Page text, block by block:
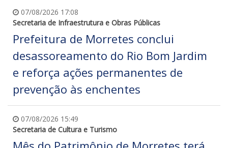
07/08/2026 17:08
Secretaria de Infraestrutura e Obras Públicas
Prefeitura de Morretes conclui
desassoreamento do Rio Bom Jardim
e reforça ações permanentes de
prevenção às enchentes
07/08/2026 15:49
Secretaria de Cultura e Turismo